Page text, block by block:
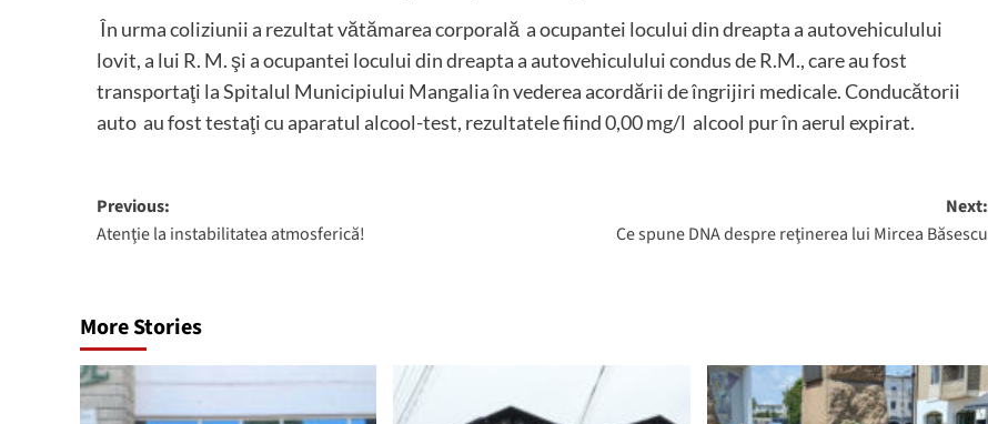
În urma coliziunii a rezultat vătămarea corporală a ocupantei locului din dreapta a autovehiculului
lovit, a lui R. M. şi a ocupantei locului din dreapta a autovehiculului condus de R.M., care au fost
transportaţi la Spitalul Municipiului Mangalia în vederea acordării de îngrijiri medicale. Conducătorii
auto au fost testaţi cu aparatul alcool-test, rezultatele fiind 0,00 mg/l alcool pur în aerul expirat.
Post
navigation
Previous:
Atenţie la instabilitatea atmosferică!
Next:
Ce spune DNA despre reţinerea lui Mircea Băsescu
More Stories